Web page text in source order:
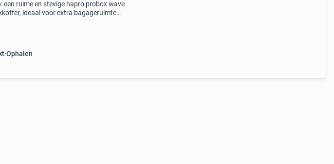
een ruime en stevige hapro probox wave
ideaal voor extra bagageruimte
Ophalen